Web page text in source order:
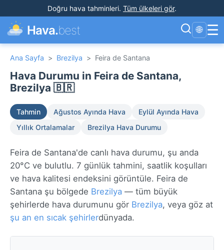
Doğru hava tahminleri. Tüm ülkeleri gör.
Hava.best 🌐 ☰
Ana Sayfa > Brezilya > Feira de Santana
Hava Durumu in Feira de Santana,
Brezilya 🇧🇷
Tahmin Ağustos Ayında Hava
Eylül Ayında Hava
Yıllık Ortalamalar
Brezilya Hava Durumu
Feira de Santana'de canlı hava durumu, şu anda
20°C ve bulutlu. 7 günlük tahmini, saatlik koşulları
ve hava kalitesi endeksini görüntüle. Feira de
Santana şu bölgede Brezilya — tüm büyük
şehirlerde hava durumunu gör Brezilya, veya göz at
şu an en sıcak şehirlerdünyada.